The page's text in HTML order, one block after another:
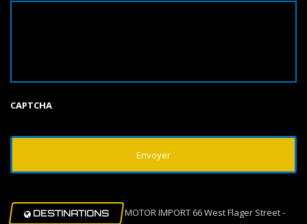
CAPTCHA
DESTINATIONS
MOTOR IMPORT 66 West Flager Street -